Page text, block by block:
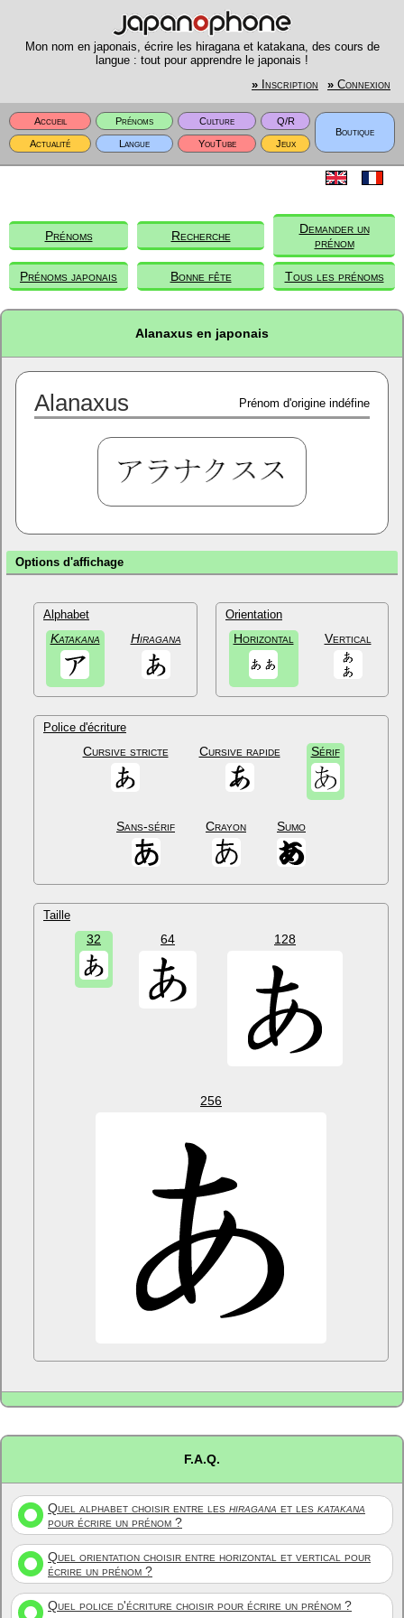
Mon nom en japonais, écrire les hiragana et katakana, des cours de
langue : tout pour apprendre le japonais !
» Inscription » Connexion
Accueil Prénoms Culture
Q/R
Boutique
Actualité
Langue YouTube Jeux
Prénoms Recherche
Demander un
prénom
Prénoms japonais Bonne fête Tous les prénoms
Alanaxus en japonais
Alanaxus Prénom d'origine indéfine
Options d'affichage
Alphabet
Katakana Hiragana
Orientation
Horizontal Vertical
Police d'écriture
Cursive stricte Cursive rapide Sérif
Sans-sérif Crayon Sumo
Taille
32 64 128
256
F.A.Q.
Quel alphabet choisir entre les hiragana et les katakana
pour écrire un prénom ?
Quel orientation choisir entre horizontal et vertical pour
écrire un prénom ?
Quel police d'écriture choisir pour écrire un prénom ?